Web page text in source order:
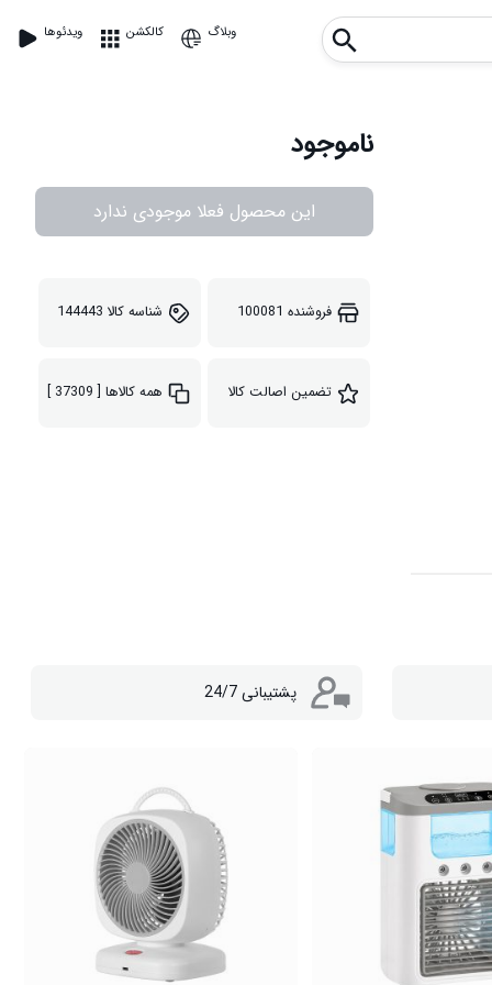
ویدئوها کالکشن وبلاگ
ناموجود
این محصول فعلا موجودی ندارد
فروشنده 100081 شناسه کالا 144443
تضمین اصالت کالا همه کالاها [ 37309 ]
پشتیبانی 24/7